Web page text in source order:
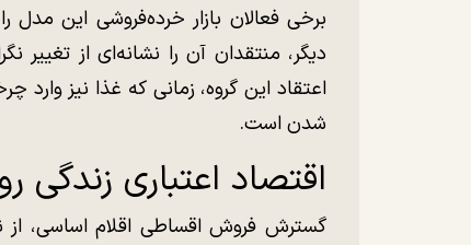
برخی فعالان بازار خرده‌فروشی این
دیگر، منتقدان آن را نشانه‌ای از تغییر
اعتقاد این گروه، زمانی که غذا نیز وارد
شدن است.
اقتصاد اعتباری زندگی
گسترش فروش اقساطی اقلام اساسی، از